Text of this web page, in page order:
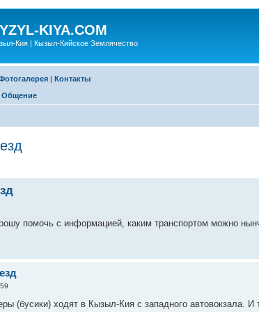
KIYA.COM
Кия | Кызыл-Кийское Землячество
| Контакты
Общение
помочь с информацией, каким транспортом можно
(бусики) ходят в Кызыл-Кия с западного автовокзала.